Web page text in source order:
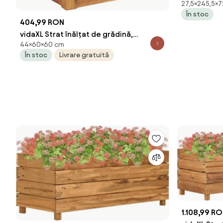
404,99 RON
vidaXL Strat înălțat de grădină,
60x60x44 cm, lemn masiv de acacia
44×60×60 cm
În stoc
Livrare gratuită
În stoc
1.108,99